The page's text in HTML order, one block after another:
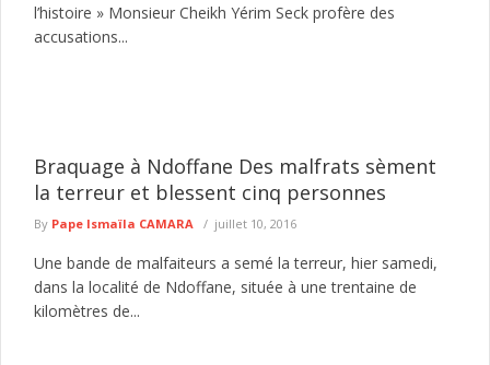
l’histoire » Monsieur Cheikh Yérim Seck profère des
accusations...
Braquage à Ndoffane Des malfrats sèment
la terreur et blessent cinq personnes
By Pape Ismaïla CAMARA juillet 10, 2016
Une bande de malfaiteurs a semé la terreur, hier samedi,
dans la localité de Ndoffane, située à une trentaine de
kilomètres de...